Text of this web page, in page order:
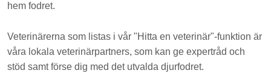
hem fodret.
Veterinärerna som listas i vår "Hitta en veterinär"-funktion är
våra lokala veterinärpartners, som kan ge expertråd och
stöd samt förse dig med det utvalda djurfodret.